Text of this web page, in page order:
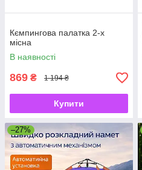
Кємпингова палатка 2-х
місна
В наявності
869 ₴ 1 194 ₴
Купити
–27%